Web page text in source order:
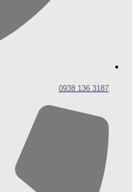
3187 136 0938